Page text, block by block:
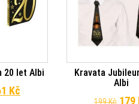
20 let Albi
cena byla: 179 Kč.
KčAktuální cena je: 161 Kč.
Kravata
Albi
199Kč 179